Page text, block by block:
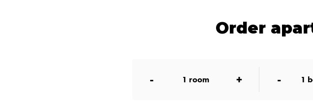
Order
- 1 room + - 1